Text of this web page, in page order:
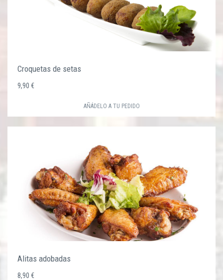
Croquetas de setas
9,90 €
AÑÁDELO A TU PEDIDO
Alitas adobadas
8,90 €